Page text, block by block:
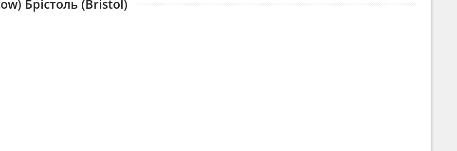
Брістоль (Bristol)